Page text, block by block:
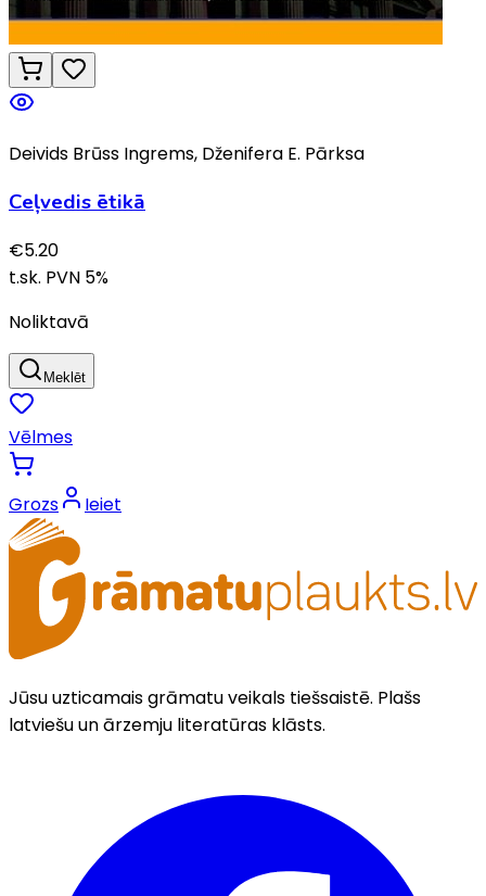
Deivids Brūss Ingrems, Dženifera E. Pārksa
Ceļvedis ētikā
€5.20
t.sk. PVN 5%
Noliktavā
Meklēt
Vēlmes
Grozs Ieiet
Jūsu uzticamais grāmatu veikals tiešsaistē. Plašs
latviešu un ārzemju literatūras klāsts.